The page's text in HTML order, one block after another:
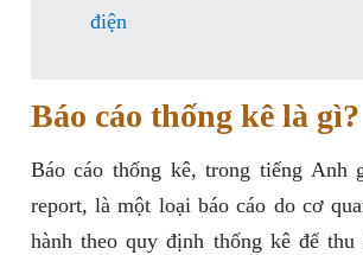
điện
Báo cáo thống kê là gì?
Báo cáo thống kê, trong tiếng Anh
report, là một loại báo cáo do cơ
hành theo quy định thống kê để